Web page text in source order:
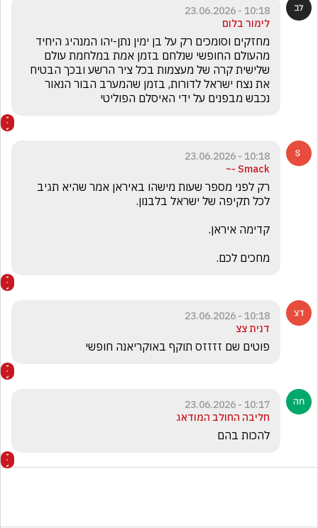
10:18 - 23.06.2026
לימור בלום
נכבש מבפנים על ידי האיסלם הפוליטי
10:18 - 23.06.2026
Smack -~
מחכים לכם.
10:18 - 23.06.2026
דנית צצ
פוטים שם זזזזס תוקף באוקריאנה חופשי
10:17 - 23.06.2026
חליבה החולב המודאג
להכות בהם